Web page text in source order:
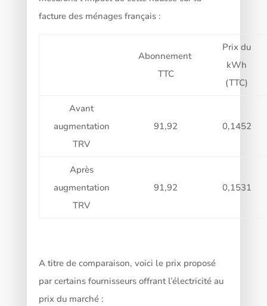
facture des ménages français :
Abonnement
TTC
Prix du
kWh
(TTC)
Avant
augmentation
TRV
91,92 0,1452
Après
augmentation
TRV
91,92 0,1531
A titre de comparaison, voici le prix proposé
par certains fournisseurs offrant l’électricité au
prix du marché :